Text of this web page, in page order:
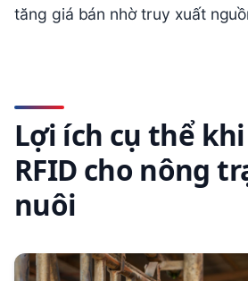
tăng giá bán nhờ truy xuất
Lợi ích cụ thể
RFID cho nông
nuôi